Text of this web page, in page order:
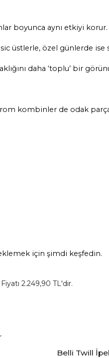
boyunca aynı etkiyi korur.
üstlerle, özel günlerde ise
daha ‘toplu’ bir
kombinler de odak
için şimdi keşfedin.
2.249,90 TL'dir.
Belli Twill